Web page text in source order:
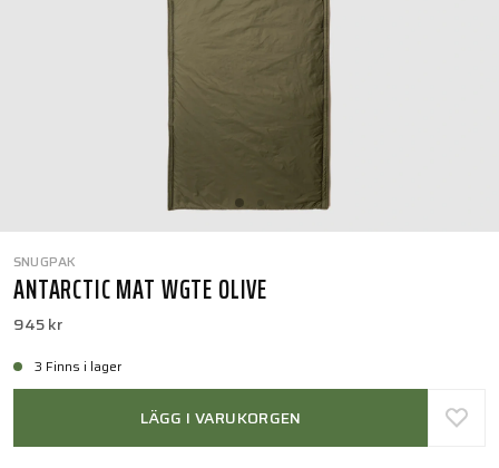
SNUGPAK
ANTARCTIC MAT WGTE OLIVE
945 kr
3 Finns i lager
LÄGG I VARUKORGEN